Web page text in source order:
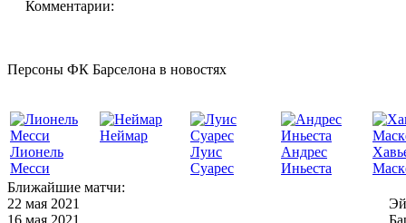
Комментарии:
Персоны ФК Барселона в новостях
Лионель
Месси
Неймар
Луис
Суарес
Андрес
Иньеста
Ближайшие матчи:
22 мая 2021
16 мая 2021